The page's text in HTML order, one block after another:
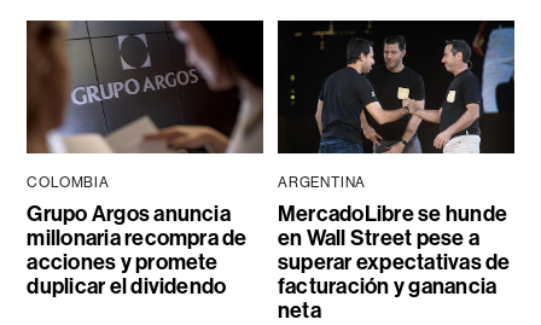
COLOMBIA
Grupo Argos anuncia
millonaria recompra de
acciones y promete
duplicar el dividendo
ARGENTINA
MercadoLibre se hunde
en Wall Street pese a
superar expectativas de
facturación y ganancia
neta